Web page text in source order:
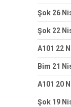
Şok 26
Şok 22
A101 22
Bim 21
A101 20
Şok 19